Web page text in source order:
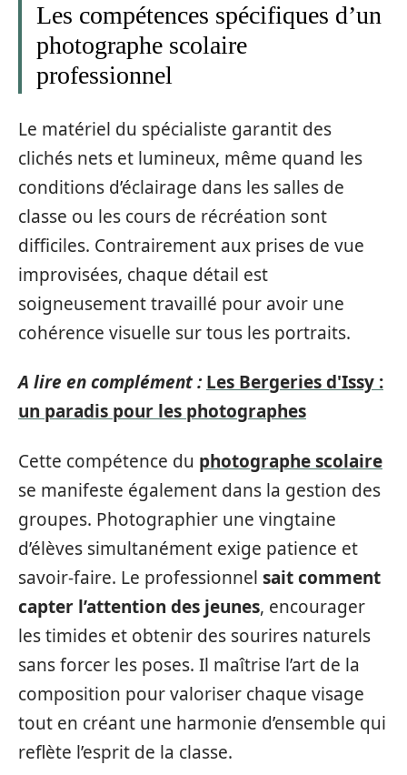
Les compétences spécifiques d’un
photographe scolaire
professionnel
Le matériel du spécialiste garantit des
clichés nets et lumineux, même quand les
conditions d’éclairage dans les salles de
classe ou les cours de récréation sont
difficiles. Contrairement aux prises de vue
improvisées, chaque détail est
soigneusement travaillé pour avoir une
cohérence visuelle sur tous les portraits.
A lire en complément : Les Bergeries d'Issy :
un paradis pour les photographes
Cette compétence du photographe scolaire
se manifeste également dans la gestion des
groupes. Photographier une vingtaine
d’élèves simultanément exige patience et
savoir-faire. Le professionnel sait comment
capter l’attention des jeunes, encourager
les timides et obtenir des sourires naturels
sans forcer les poses. Il maîtrise l’art de la
composition pour valoriser chaque visage
tout en créant une harmonie d’ensemble qui
reflète l’esprit de la classe.